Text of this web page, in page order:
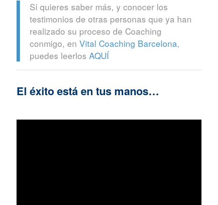
Si quieres saber más, y conocer los
testimonios de otras personas que ya han
realizado su proceso de Coaching
conmigo, en Vital Coaching Barcelona,
puedes leerlos AQUÍ
El éxito está en tus manos…